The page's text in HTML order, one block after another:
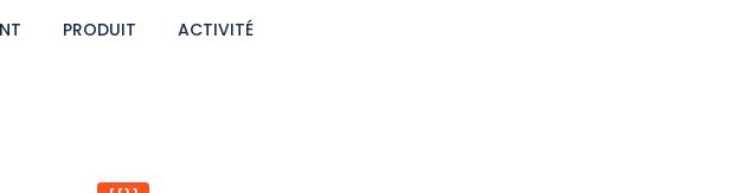
PRODUIT ACTIVITÉ